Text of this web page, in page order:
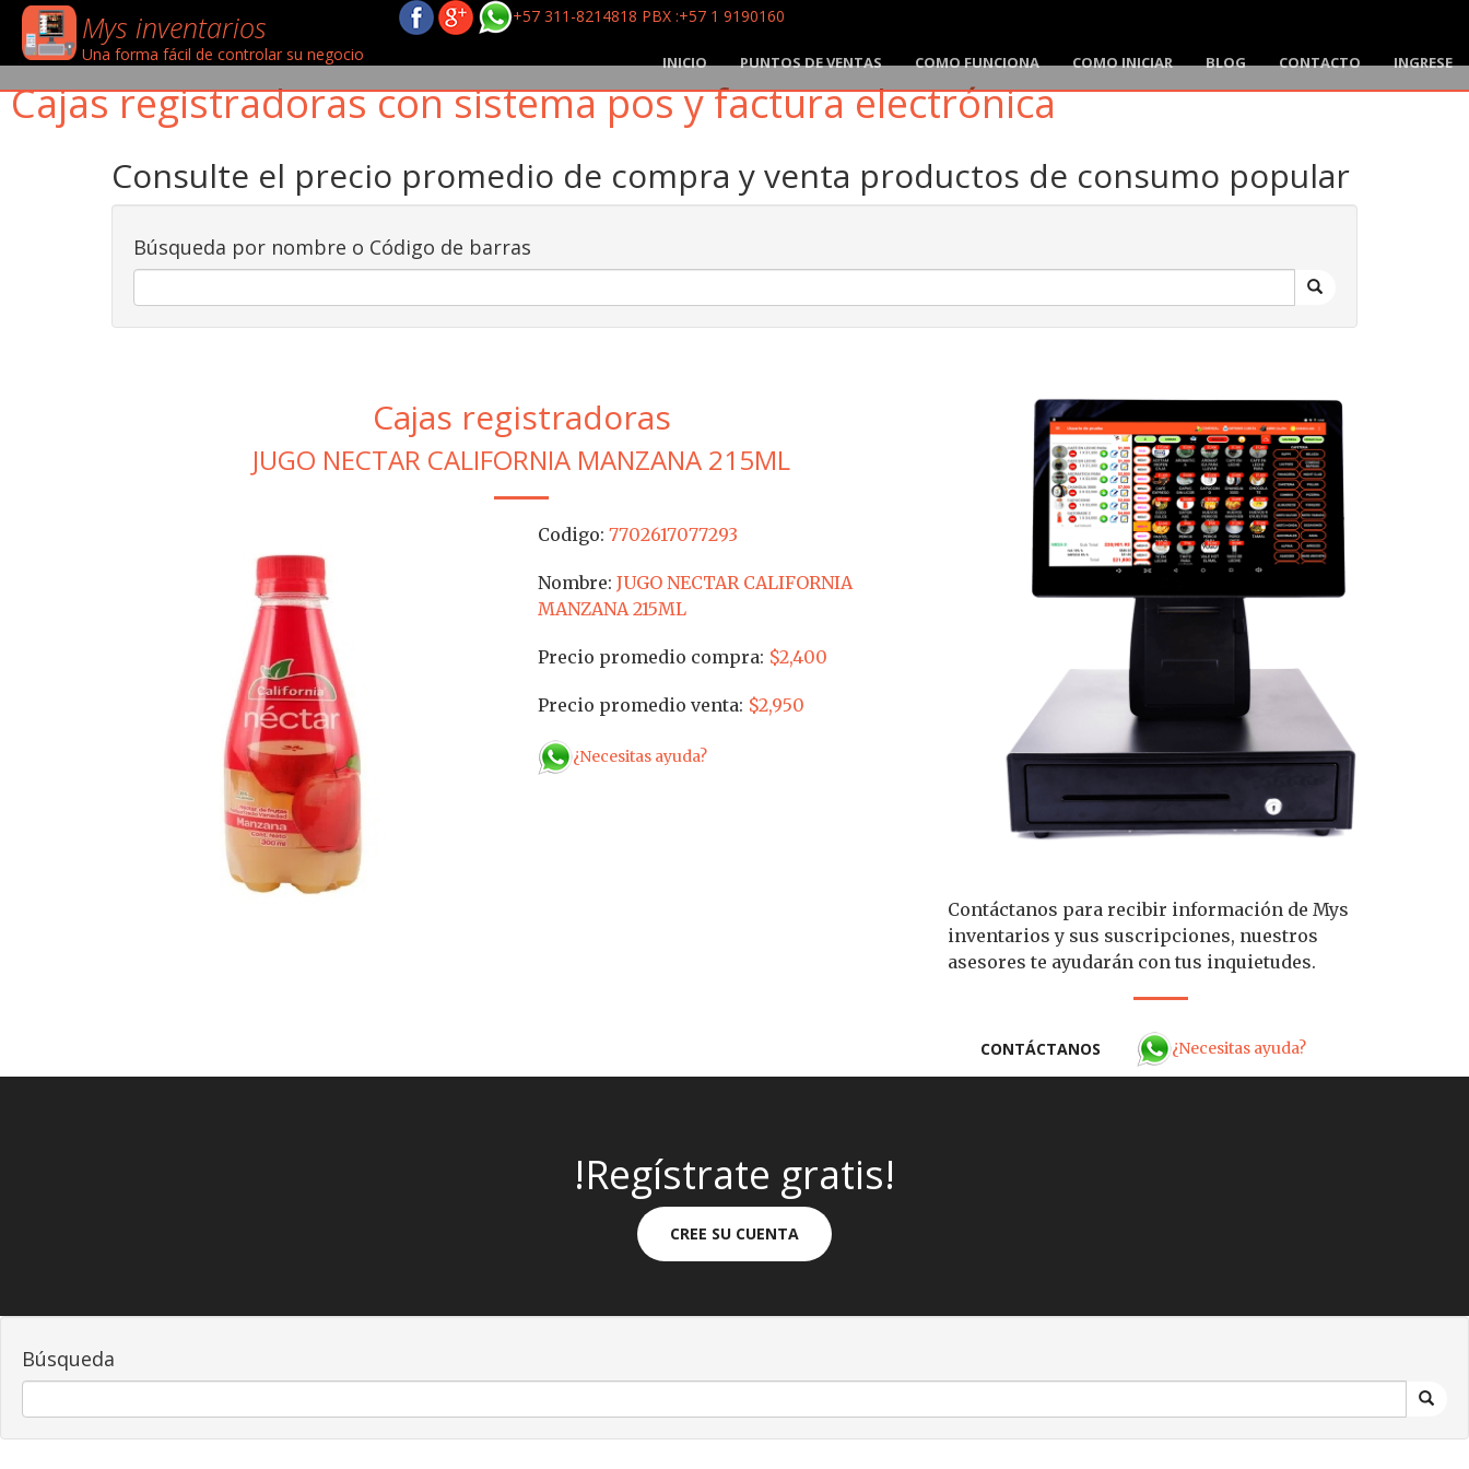
Mys inventarios
Una forma fácil de controlar su negocio
+57 311-8214818 PBX :+57 1 9190160
INICIO PUNTOS DE VENTAS COMO FUNCIONA COMO INICIAR BLOG CONTACTO INGRESE
Cajas registradoras con sistema pos y factura electrónica
Consulte el precio promedio de compra y venta productos de consumo popular
Búsqueda por nombre o Código de barras
Cajas registradoras
JUGO NECTAR CALIFORNIA MANZANA 215ML
Codigo: 7702617077293
Nombre: JUGO NECTAR CALIFORNIA
MANZANA 215ML
Precio promedio compra: $2,400
Precio promedio venta: $2,950
¿Necesitas ayuda?
Contáctanos para recibir información de Mys
inventarios y sus suscripciones, nuestros
asesores te ayudarán con tus inquietudes.
CONTÁCTANOS ¿Necesitas ayuda?
!Regístrate gratis!
CREE SU CUENTA
Búsqueda